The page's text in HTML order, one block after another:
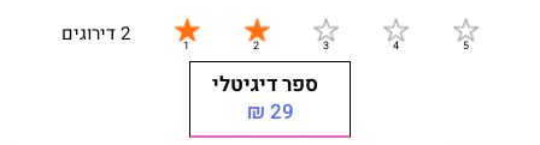
2 דירוגים
ספר דיגיטלי
29 ₪